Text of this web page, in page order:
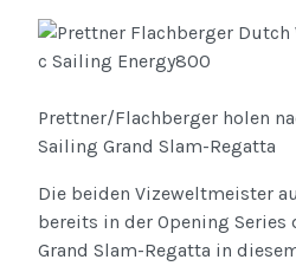
Prettner/Flachberger holen
Sailing Grand Slam-Regatta
Die beiden Vizeweltmeister
bereits in der Opening
Grand Slam-Regatta in